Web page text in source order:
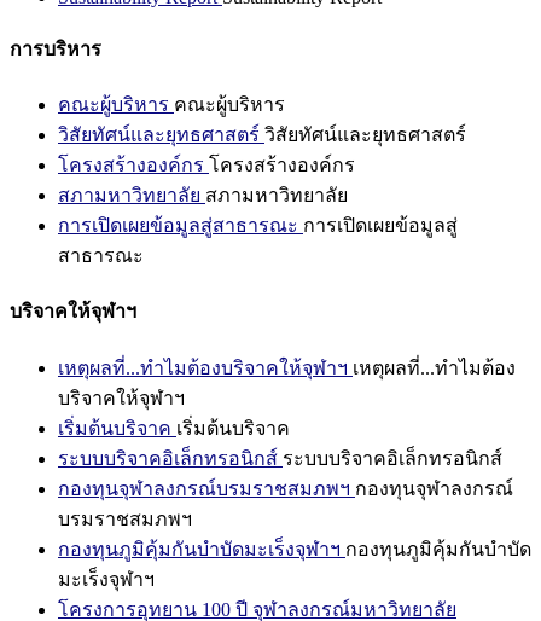
การบริหาร
คณะผู้บริหาร คณะผู้บริหาร
วิสัยทัศน์และยุทธศาสตร์ วิสัยทัศน์และยุทธศาสตร์
โครงสร้างองค์กร โครงสร้างองค์กร
สภามหาวิทยาลัย สภามหาวิทยาลัย
การเปิดเผยข้อมูลสู่สาธารณะ การเปิดเผยข้อมูลสู่
สาธารณะ
บริจาคให้จุฬาฯ
เหตุผลที่...ทำไมต้องบริจาคให้จุฬาฯ เหตุผลที่...ทำไมต้อง
บริจาคให้จุฬาฯ
เริ่มต้นบริจาค เริ่มต้นบริจาค
ระบบบริจาคอิเล็กทรอนิกส์ ระบบบริจาคอิเล็กทรอนิกส์
กองทุนจุฬาลงกรณ์บรมราชสมภพฯ กองทุนจุฬาลงกรณ์
บรมราชสมภพฯ
กองทุนภูมิคุ้มกันบำบัดมะเร็งจุฬาฯ กองทุนภูมิคุ้มกันบำบัด
มะเร็งจุฬาฯ
โครงการอุทยาน 100 ปี จุฬาลงกรณ์มหาวิทยาลัย